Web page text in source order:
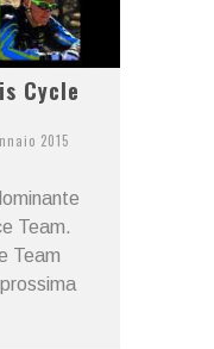
Cycle
2015
Team.
Team